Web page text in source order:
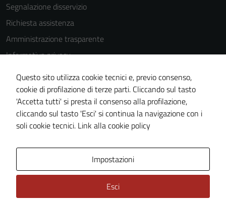
Segnalazione disservizio
Richiesta assistenza
Amministrazione trasparente
Informativa privacy
Cookie Policy
Note legali
Dichiarazione di accessibilità
Piano di miglioramento del sito
Questo sito utilizza cookie tecnici e, previo consenso,
cookie di profilazione di terze parti. Cliccando sul tasto
'Accetta tutti' si presta il consenso alla profilazione,
cliccando sul tasto 'Esci' si continua la navigazione con i
soli cookie tecnici. Link alla cookie policy
Impostazioni
Esci